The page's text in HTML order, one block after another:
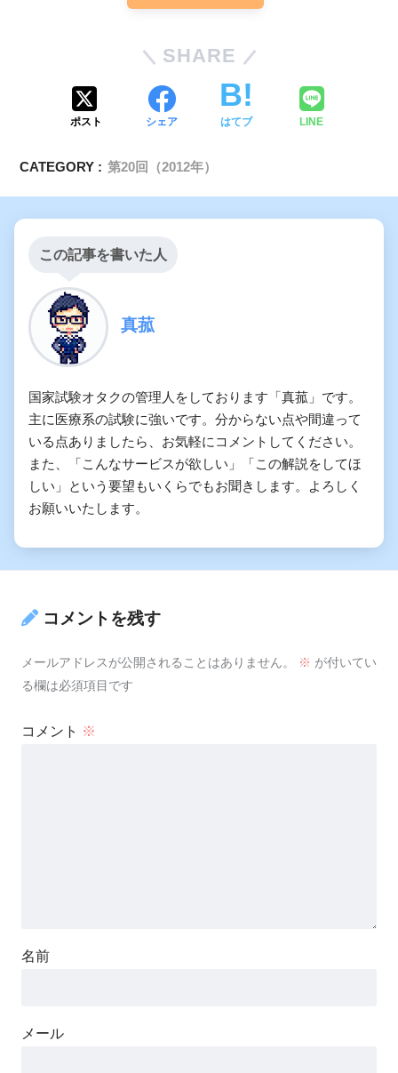
SHARE
ポスト シェア はてブ LINE
CATEGORY : 第20回（2012年）
この記事を書いた人
真菰
国家試験オタクの管理人をしております「真菰」です。
主に医療系の試験に強いです。分からない点や間違って
いる点ありましたら、お気軽にコメントしてください。
また、「こんなサービスが欲しい」「この解説をしてほ
しい」という要望もいくらでもお聞きします。よろしく
お願いいたします。
コメントを残す
メールアドレスが公開されることはありません。 ※ が付いてい
る欄は必須項目です
コメント ※
名前
メール